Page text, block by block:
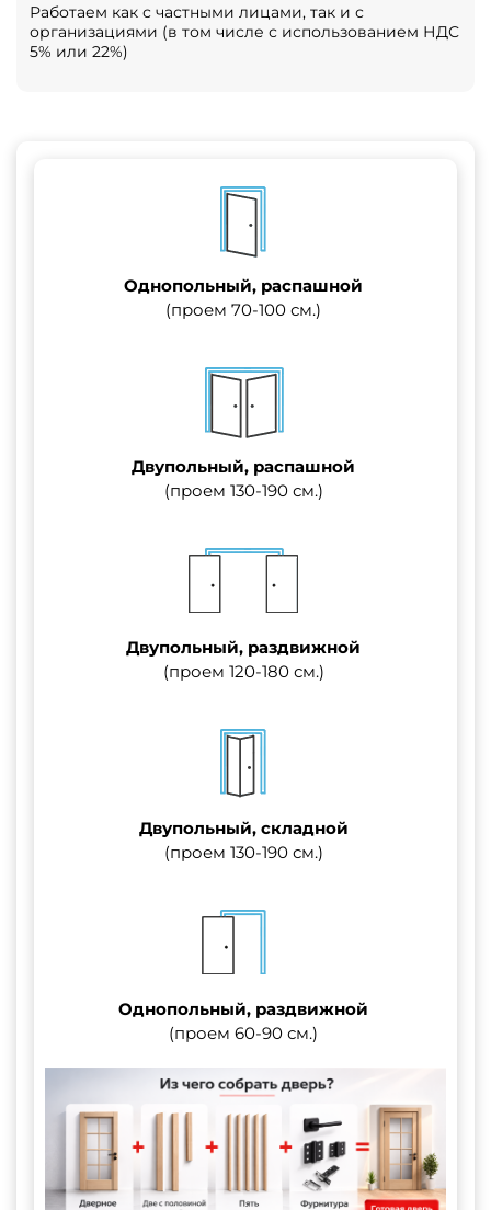
Работаем как с частными лицами, так и с
организациями (в том числе с использованием НДС
5% или 22%)
Однопольный, распашной
(проем 70-100 см.)
Двупольный, распашной
(проем 130-190 см.)
Двупольный, раздвижной
(проем 120-180 см.)
Двупольный, складной
(проем 130-190 см.)
Однопольный, раздвижной
(проем 60-90 см.)